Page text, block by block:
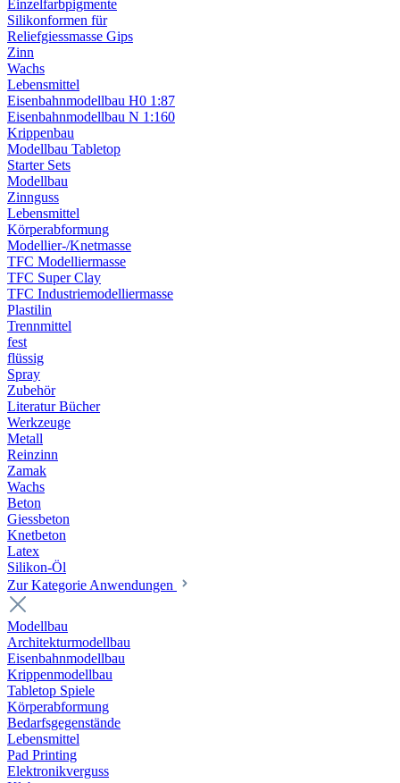
Einzelfarbpigmente
Silikonformen für
Reliefgiessmasse Gips
Zinn
Wachs
Lebensmittel
Eisenbahnmodellbau H0 1:87
Eisenbahnmodellbau N 1:160
Krippenbau
Modellbau Tabletop
Starter Sets
Modellbau
Zinnguss
Lebensmittel
Körperabformung
Modellier-/Knetmasse
TFC Modelliermasse
TFC Super Clay
TFC Industriemodelliermasse
Plastilin
Trennmittel
fest
flüssig
Spray
Zubehör
Literatur Bücher
Werkzeuge
Metall
Reinzinn
Zamak
Wachs
Beton
Giessbeton
Knetbeton
Latex
Silikon-Öl
Zur Kategorie Anwendungen
Modellbau
Architekturmodellbau
Eisenbahnmodellbau
Krippenmodellbau
Tabletop Spiele
Körperabformung
Bedarfsgegenstände
Lebensmittel
Pad Printing
Elektronikverguss